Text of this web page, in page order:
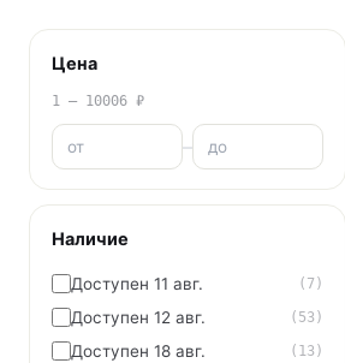
Цена
1 – 10006 ₽
–
Наличие
Доступен 11 авг. (7)
Доступен 12 авг. (53)
Доступен 18 авг. (13)